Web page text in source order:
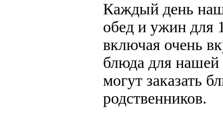
Каждый день наш
обед и ужин для
включая очень
блюда для нашей
могут заказать
родственников.